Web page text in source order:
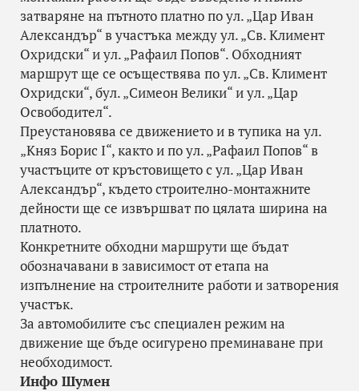
затваряне на пътното платно по ул. „Цар Иван
Александър“ в участъка между ул. „Св. Климент
Охридски“ и ул. „Рафаил Попов“. Обходният
маршрут ще се осъществява по ул. „Св. Климент
Охридски“, бул. „Симеон Велики“ и ул. „Цар
Освободител“.
Преустановява се движението и в тупика на ул.
„Княз Борис I“, както и по ул. „Рафаил Попов“ в
участъците от кръстовището с ул. „Цар Иван
Александър“, където строително-монтажните
дейности ще се извършват по цялата ширина на
платното.
Конкретните обходни маршрути ще бъдат
обозначавани в зависимост от етапа на
изпълнение на строителните работи и затворения
участък.
За автомобилите със специален режим на
движение ще бъде осигурено преминаване при
необходимост.
Инфо Шумен